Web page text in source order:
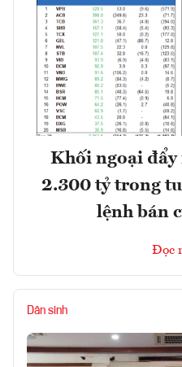
Khối ngoại đẩy
2.300 tỷ trong
lệnh bán
Đọc
Dân sinh